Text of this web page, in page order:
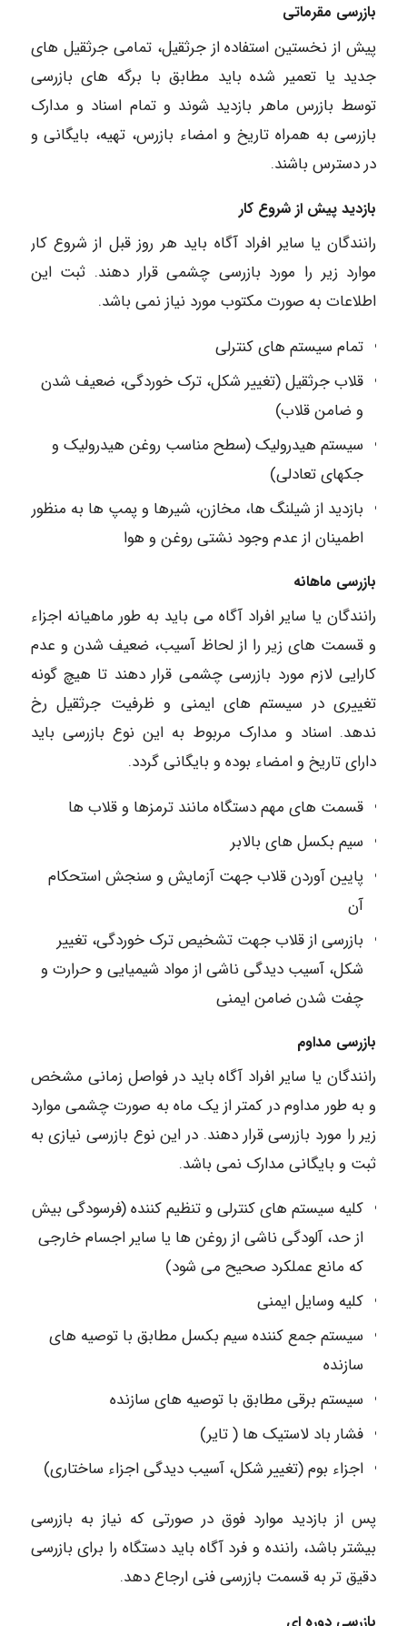
بازرسی مقرماتی
پیش از نخستین استفاده از جرثقیل، تمامی جرثقیل های
جدید یا تعمیر شده باید مطابق با برگه های بازرسی
توسط بازرس ماهر بازدید شوند و تمام اسناد و مدارک
بازرسی به همراه تاریخ و امضاء بازرس، تهیه، بایگانی و
در دسترس باشند.
بازدید پیش از شروع کار
رانندگان یا سایر افراد آگاه باید هر روز قبل از شروع کار
موارد زیر را مورد بازرسی چشمی قرار دهند. ثبت این
اطلاعات به صورت مکتوب مورد نیاز نمی باشد.
تمام سیستم های کنترلی
قلاب جرثقیل (تغییر شکل، ترک خوردگی، ضعیف شدن
و ضامن قلاب)
سیستم هیدرولیک (سطح مناسب روغن هیدرولیک و
جکهای تعادلی)
بازدید از شیلنگ ها، مخازن، شیرها و پمپ ها به منظور
اطمینان از عدم وجود نشتی روغن و هوا
بازرسی ماهانه
رانندگان یا سایر افراد آگاه می باید به طور ماهیانه اجزاء
و قسمت های زیر را از لحاظ آسیب، ضعیف شدن و عدم
کارایی لازم مورد بازرسی چشمی قرار دهند تا هیچ گونه
تغییری در سیستم های ایمنی و ظرفیت جرثقیل رخ
ندهد. اسناد و مدارک مربوط به این نوع بازرسی باید
دارای تاریخ و امضاء بوده و بایگانی گردد.
قسمت های مهم دستگاه مانند ترمزها و قلاب ها
سیم بکسل های بالابر
پایین آوردن قلاب جهت آزمایش و سنجش استحکام
آن
بازرسی از قلاب جهت تشخیص ترک خوردگی، تغییر
شکل، آسیب دیدگی ناشی از مواد شیمیایی و حرارت و
چفت شدن ضامن ایمنی
بازرسی مداوم
رانندگان یا سایر افراد آگاه باید در فواصل زمانی مشخص
و به طور مداوم در کمتر از یک ماه به صورت چشمی موارد
زیر را مورد بازرسی قرار دهند. در این نوع بازرسی نیازی به
ثبت و بایگانی مدارک نمی باشد.
کلیه سیستم های کنترلی و تنظیم کننده (فرسودگی بیش
از حد، آلودگی ناشی از روغن ها یا سایر اجسام خارجی
که مانع عملکرد صحیح می شود)
کلیه وسایل ایمنی
سیستم جمع کننده سیم بکسل مطابق با توصیه های
سازنده
سیستم برقی مطابق با توصیه های سازنده
فشار باد لاستیک ها ( تایر)
اجزاء بوم (تغییر شکل، آسیب دیدگی اجزاء ساختاری)
پس از بازدید موارد فوق در صورتی که نیاز به بازرسی
بیشتر باشد، راننده و فرد آگاه باید دستگاه را برای بازرسی
دقیق تر به قسمت بازرسی فنی ارجاع دهد.